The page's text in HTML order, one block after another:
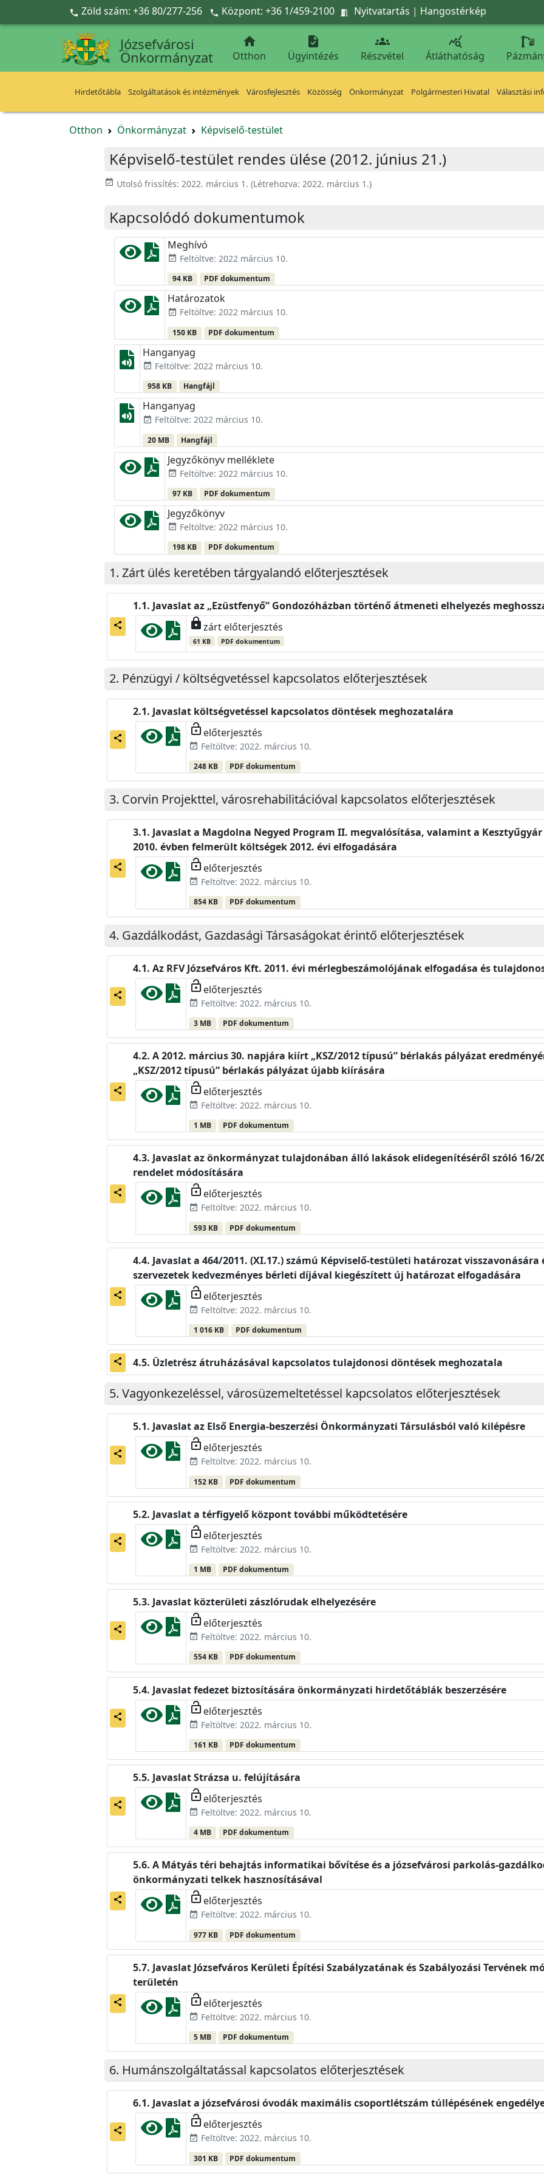
Ugrás a fő tartalomra
 Zöld szám: +36 80/277-256  Központ: +36 1/459-2100  Nyitvatartás | Hangostérkép
Józsefvárosi
Önkormányzat

Otthon

Ügyintézés

Részvétel

Átláthatóság
Hirdetőtábla Szolgáltatások és intézmények Városfejlesztés Közösség Önkormányzat Polgármesteri Hivatal Választási
Otthon Önkormányzat Képviselő-testület
Képviselő-testület rendes ülése (2012. június 21.)
event_available Utolsó frissítés: 2022. március 1. (Létrehozva: 2022. március 1.)
Kapcsolódó dokumentumok
Meghívó
event_available Feltöltve: 2022 március 10.
94 KB PDF dokumentum
Határozatok
event_available Feltöltve: 2022 március 10.
150 KB PDF dokumentum
Hanganyag
event_available Feltöltve: 2022 március 10.
958 KB Hangfájl
Hanganyag
event_available Feltöltve: 2022 március 10.
20 MB Hangfájl
Jegyzőkönyv melléklete
event_available Feltöltve: 2022 március 10.
97 KB PDF dokumentum
Jegyzőkönyv
event_available Feltöltve: 2022 március 10.
198 KB PDF dokumentum
Zárt ülés keretében tárgyalandó előterjesztések
share
Javaslat az „Ezüstfenyő” Gondozóházban történő átmeneti elhelyezés
lockzárt előterjesztés
61 KB PDF dokumentum
Pénzügyi / költségvetéssel kapcsolatos előterjesztések
share
Javaslat költségvetéssel kapcsolatos döntések meghozatalára
lock_open előterjesztés
event_available Feltöltve: 2022. március 10.
248 KB PDF dokumentum
Corvin Projekttel, városrehabilitációval kapcsolatos előterjesztések
share
Javaslat a Magdolna Negyed Program II. megvalósítása, valamint a
2010. évben felmerült költségek 2012. évi elfogadására
lock_open előterjesztés
event_available Feltöltve: 2022. március 10.
854 KB PDF dokumentum
Gazdálkodást, Gazdasági Társaságokat érintő előterjesztések
share
Az RFV Józsefváros Kft. 2011. évi mérlegbeszámolójának elfogadása és
lock_open előterjesztés
event_available Feltöltve: 2022. március 10.
3 MB PDF dokumentum
share
A 2012. március 30. napjára kiírt „KSZ/2012 típusú” bérlakás pályázat
„KSZ/2012 típusú” bérlakás pályázat újabb kiírására
lock_open előterjesztés
event_available Feltöltve: 2022. március 10.
1 MB PDF dokumentum
share
Javaslat az önkormányzat tulajdonában álló lakások elidegenítéséről szóló 16/
rendelet módosítására
lock_open előterjesztés
event_available Feltöltve: 2022. március 10.
593 KB PDF dokumentum
share
Javaslat a 464/2011. (XI.17.) számú Képviselő-testületi határozat visszavonására
szervezetek kedvezményes bérleti díjával kiegészített új határozat elfogadására
lock_open előterjesztés
event_available Feltöltve: 2022. március 10.
1 016 KB PDF dokumentum
share Üzletrész átruházásával kapcsolatos tulajdonosi döntések meghozatala
Vagyonkezeléssel, városüzemeltetéssel kapcsolatos előterjesztések
share
Javaslat az Első Energia-beszerzési Önkormányzati Társulásból való kilépésre
lock_open előterjesztés
event_available Feltöltve: 2022. március 10.
152 KB PDF dokumentum
share
Javaslat a térfigyelő központ további működtetésére
lock_open előterjesztés
event_available Feltöltve: 2022. március 10.
1 MB PDF dokumentum
share
Javaslat közterületi zászlórudak elhelyezésére
lock_open előterjesztés
event_available Feltöltve: 2022. március 10.
554 KB PDF dokumentum
share
Javaslat fedezet biztosítására önkormányzati hirdetőtáblák beszerzésére
lock_open előterjesztés
event_available Feltöltve: 2022. március 10.
161 KB PDF dokumentum
share
Javaslat Strázsa u. felújítására
lock_open előterjesztés
event_available Feltöltve: 2022. március 10.
4 MB PDF dokumentum
share
A Mátyás téri behajtás informatikai bővítése és a józsefvárosi parkolás-
önkormányzati telkek hasznosításával
lock_open előterjesztés
event_available Feltöltve: 2022. március 10.
977 KB PDF dokumentum
share
Javaslat Józsefváros Kerületi Építési Szabályzatának és Szabályozási Tervének
területén
lock_open előterjesztés
event_available Feltöltve: 2022. március 10.
5 MB PDF dokumentum
Humánszolgáltatással kapcsolatos előterjesztések
share
Javaslat a józsefvárosi óvodák maximális csoportlétszám túllépésének
lock_open előterjesztés
event_available Feltöltve: 2022. március 10.
301 KB PDF dokumentum